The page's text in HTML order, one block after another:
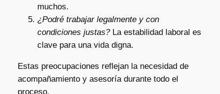
muchos.
¿Podré trabajar legalmente y con
condiciones justas?La estabilidad laboral es
clave para una vida digna.
Estas preocupaciones reflejan la necesidad de
acompañamiento y asesoría durante todo el
proceso.